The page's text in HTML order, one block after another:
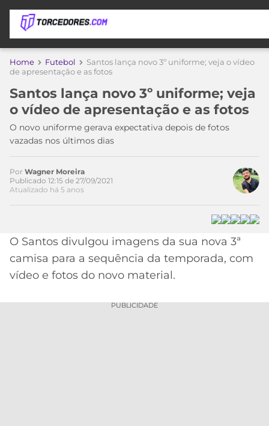
APOSTAS
DE
APOSTA
MELHORES
SITES
DE
APOSTAS
2026
PROMOCIONAL
BETBOOM
DE
COPA
DO
MUNDO
TIMES
MEU
PALMEIRAS
CAMPEONATOS
BRASILEIRÃO
SÉRIE
LIBERTADORES
MÍDIA
ESPORTIVA
DA
Home Futebol
Santos lança novo 3º uniforme; veja o vídeo
de apresentação e as fotos
Santos lança novo 3º uniforme; veja
o vídeo de apresentação e as fotos
O novo uniforme gerava expectativa depois de fotos
vazadas nos últimos dias
Acesse o perfil do autor
no Twitter
Por Wagner Moreira
Publicado 12:15 de 27/09/2021
Atualizado há 5 anos
O Santos divulgou imagens da sua nova 3ª
camisa para a sequência da temporada, com
vídeo e fotos do novo material.
PUBLICIDADE